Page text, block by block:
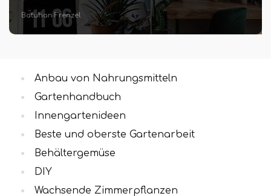
Batuhan Frenzel
Anbau von Nahrungsmitteln
Gartenhandbuch
Innengartenideen
Beste und oberste Gartenarbeit
Behältergemüse
DIY
Wachsende Zimmerpflanzen